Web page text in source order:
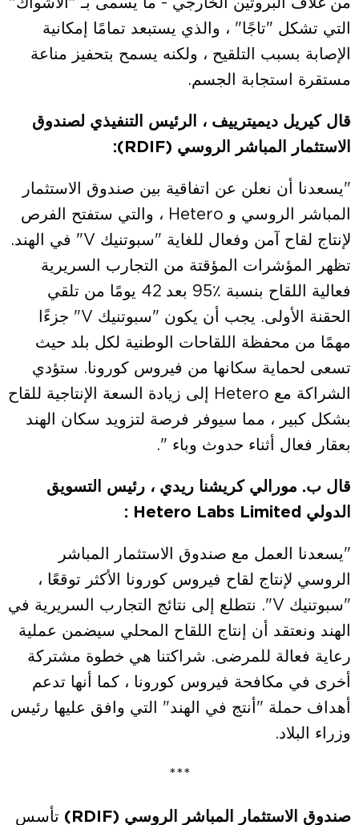
من غلاف البروتين الخارجي - ما يسمى بـ "الأشواك"
التي تشكل "تاجًا" ، والذي يستبعد تمامًا إمكانية
الإصابة بسبب التلقيح ، ولكنه يسمح بتحفيز مناعة
مستقرة استجابة الجسم.
قال كيريل ديميترييف ، الرئيس التنفيذي لصندوق
الاستثمار المباشر الروسي (
RDIF
):
"يسعدنا أن نعلن عن اتفاقية بين صندوق الاستثمار
المباشر الروسي و Hetero ، والتي ستفتح الفرص
لإنتاج لقاح آمن وفعال للغاية "سبوتنيك V" في الهند.
تظهر المؤشرات المؤقتة من التجارب السريرية
فعالية اللقاح بنسبة ٪95 بعد 42 يومًا من تلقي
الحقنة الأولى. يجب أن يكون "سبوتنيك V" جزءًا
مهمًا من محفظة اللقاحات الوطنية لكل بلد حيث
تسعى لحماية سكانها من فيروس كورونا. ستؤدي
الشراكة مع Hetero إلى زيادة السعة الإنتاجية للقاح
بشكل كبير ، مما سيوفر فرصة لتزويد سكان الهند
بعقار فعال أثناء حدوث وباء ".
قال ب. مورالي كريشنا ريدي ، رئيس التسويق
الدولي
:
"يسعدنا العمل مع صندوق الاستثمار المباشر
الروسي لإنتاج لقاح فيروس كورونا الأكثر توقعًا ،
"سبوتنيك V". نتطلع إلى نتائج التجارب السريرية في
الهند ونعتقد أن إنتاج اللقاح المحلي سيضمن عملية
رعاية فعالة للمرضى. شراكتنا هي خطوة مشتركة
أخرى في مكافحة فيروس كورونا ، كما أنها تدعم
أهداف حملة "أنتج في الهند" التي وافق عليها رئيس
وزراء البلاد.
***
صندوق الاستثمار المباشر الروسي (RDIF
) تأسس